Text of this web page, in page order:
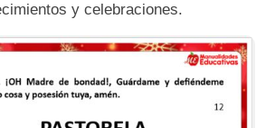
y celebraciones.